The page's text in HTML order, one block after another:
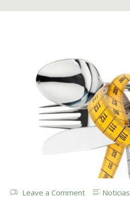
Leave a Comment Noticias